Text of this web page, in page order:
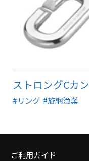
ストロングCカン
#リング #旋網漁業
ご利用ガイド